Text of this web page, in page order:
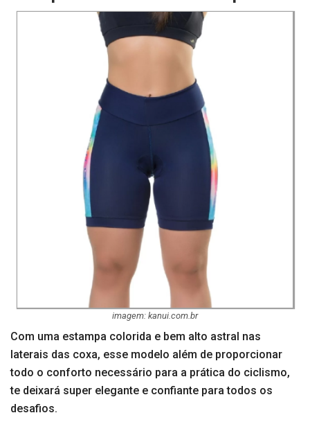
imagem: kanui.com.br
Com uma estampa colorida e bem alto astral nas
laterais das coxa, esse modelo além de proporcionar
todo o conforto necessário para a prática do ciclismo,
te deixará super elegante e confiante para todos os
desafios.